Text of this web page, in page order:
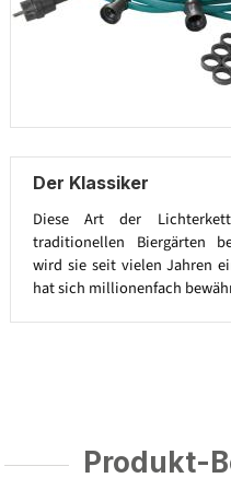
Der Klassiker
Diese Art der
traditionellen Biergärten
wird sie seit vielen Jahren
hat sich millionenfach
Produkt-